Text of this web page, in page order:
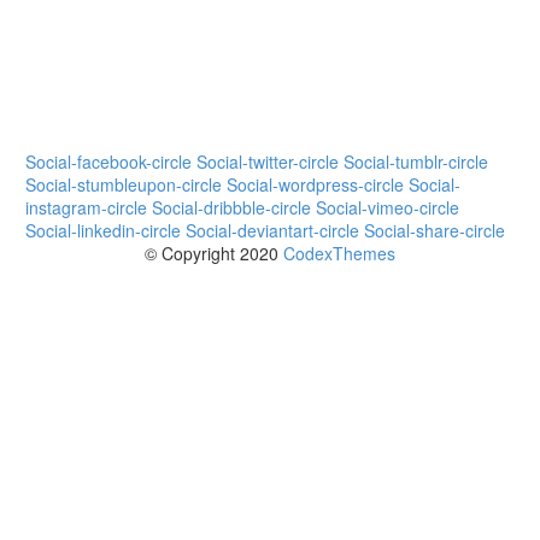
Social-facebook-circle Social-twitter-circle Social-tumblr-circle
Social-stumbleupon-circle Social-wordpress-circle Social-
instagram-circle Social-dribbble-circle Social-vimeo-circle
Social-linkedin-circle Social-deviantart-circle Social-share-circle
© Copyright 2020 CodexThemes